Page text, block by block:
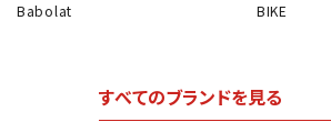
Babolat BIKE
すべてのブランドを見る